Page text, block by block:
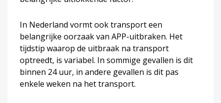
In Nederland vormt ook transport een
belangrijke oorzaak van APP-uitbraken. Het
tijdstip waarop de uitbraak na transport
optreedt, is variabel. In sommige gevallen is dit
binnen 24 uur, in andere gevallen is dit pas
enkele weken na het transport.